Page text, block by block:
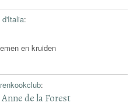
d'Italia:
en kruiden
:
de la Forest